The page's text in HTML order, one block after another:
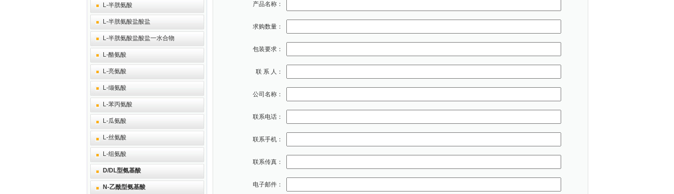
L-半胱氨酸
L-半胱氨酸盐酸盐
L-半胱氨酸盐酸盐一水合物
L-酪氨酸
L-亮氨酸
L-缬氨酸
L-苯丙氨酸
L-瓜氨酸
L-丝氨酸
L-组氨酸
D/DL型氨基酸
N-乙酰型氨基酸
产品名称：
求购数量：
包装要求：
联 系 人：
公司名称：
联系电话：
联系手机：
联系传真：
电子邮件：